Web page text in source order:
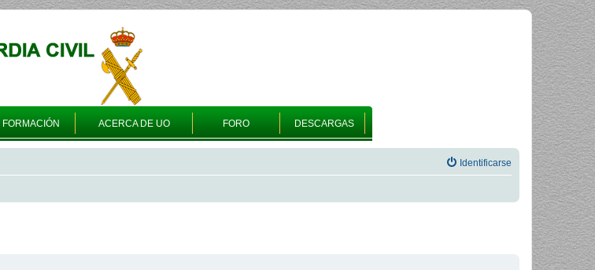
FORMACIÓN ACERCA DE UO FORO DESCARGAS
Identificarse